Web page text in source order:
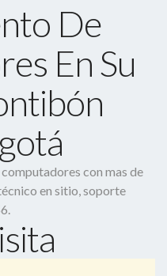
De
En Su
con mas de
en sitio, soporte